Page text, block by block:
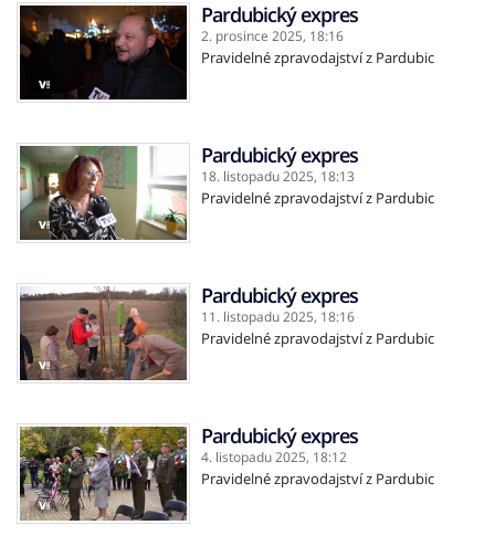
Pardubický expres
2. prosince 2025, 18:16
Pravidelné zpravodajství z Pardubic
Pardubický expres
18. listopadu 2025, 18:13
Pravidelné zpravodajství z Pardubic
Pardubický expres
11. listopadu 2025, 18:16
Pravidelné zpravodajství z Pardubic
Pardubický expres
4. listopadu 2025, 18:12
Pravidelné zpravodajství z Pardubic